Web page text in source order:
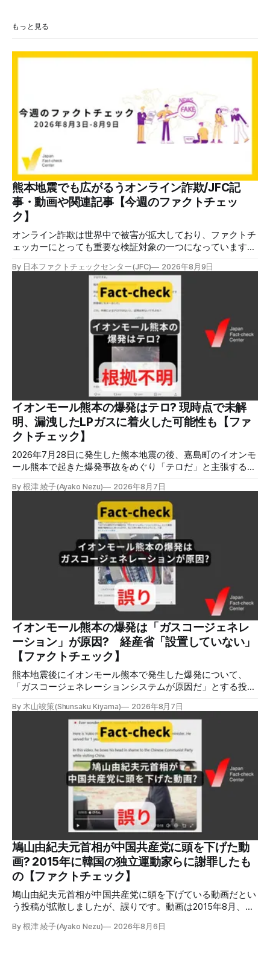
もっと見る
熊本地震でも広がるうオンライン詐欺/JFC記
事・動画や関連記事【今週のファクトチェッ
ク】
オンライン詐欺は世界中で被害が拡大しており、ファクトチ
ェッカーにとっても重要な検証対象の一つになっています。
トへのリンクを貼るなどの手口が複数確認されています。
✉️日本ファクトチェックセンター（JFC）がこの1週間に出
した記事を中心に、その他のメディアも含めて、ファクトチ
ェックや偽情報関連の情報をまとめました。同じ内容をニュ
ースレターでも配信しています。登録はこちら。 今週のお
本ファクトチェックセンター（JFC）は、ファクトチェック
やメディア情報リテラシーに関する講師養成講座を月に1度
開催しています。講座はオンラインで90分間。修了者には認
定バッジと教室や職場などで利用可能な教材を提供します。
次回の開講は8月23日（日）午後4時~5時30分で、お申し込
みはこちら。 日本ファクトチェックセンター（JFC） ファ
クトチェック講師養成講座 8月23日（日）開催分日本ファ
クトチェックセンター（JFC）による講師養成講座です。 講
師養成講座（オ
By 日本ファクトチェックセンター(JFC) 2026年8月9日
イオンモール熊本の爆発はテロ? 現時点で未解
明、漏洩したLPガスに着火した可能性も【ファ
クトチェック】
2026年7月28日に発生した熊本地震の後、嘉島町のイオンモ
ール熊本で起きた爆発事故をめぐり「テロだ」と主張する投
LPガスに着火した可能性に言及していますが、現時点で未解
明です。イオンは8月5日、外部専門家らによる事故調査委員
会を設置すると発表しました。 検証対象 拡散した言説 2026
年8月2日、イオンモール熊本の爆発がテロによるものだと主
張する投稿がＸで拡散した。 検証する理由 8月5日現在、投
稿は600回以上リポストされ、表示は19万件を超える。 同様
の情報の拡散量を調べるため、「熊本」「イオンモール」
「爆発」「テロ」など複数のキーワードを組み合わせてソー
シャル分析ツールMeltwaterで調べると、総投稿数は8月5日
までに約9900件あった(例1,2,3)。拡散のほとんどはXだ。 こ
れらの投稿は根拠を示していないが、「ガス爆発には見えな
いね」「これは 熊本を略奪する為のテロですよ」など、投
稿を真に受けたり、同調する反応が多い。「デマまたは不確
定な情報を流すな」や「陰謀論だよ」などの指摘
By 根津 綾子(Ayako Nezu) 2026年8月7日
イオンモール熊本の爆発は「ガスコージェネレ
ーション」が原因? 経産省「設置していない」
【ファクトチェック】
熊本地震後にイオンモール熊本で発生した爆発について、
「ガスコージェネレーションシステムが原因だ」とする投稿
ジェネレーションやガス発電機は設置していないことを確認
している」と発表し、LPガスが原因だった可能性が高いと説
明しています。またイオンは5日、事故原因を調べる事故調
査委員会を設置すると発表しました。 検証対象 拡散した投
ガスを燃料としてガスエンジンやガスタービンで発電し、排
熱を冷暖房などに利用する「ガスコージェネレーション」が
原因だとする投稿が拡散した（例1、例2）。 検証する理由
ソーシャルリスニングツールMeltwaterで調べると、これら
の投稿の表示回数は少なくとも合計194万回を超えている。
爆発の原因をめぐって、さまざまな根拠不明の情報が飛び交
っているため検証する。 検証過程 イオンモール熊本の爆発
2026年7月28日午後16時27分ごろ、熊本県で震度7の地震が
発生した。午後6時ごろ、嘉島町のショッピングセンター
「イ
By 木山竣策(Shunsaku Kiyama) 2026年8月7日
鳩山由紀夫元首相が中国共産党に頭を下げた動
画? 2015年に韓国の独立運動家らに謝罪したも
の【ファクトチェック】
鳩山由紀夫元首相が中国共産党に頭を下げている動画だとい
う投稿が拡散しましたが、誤りです。動画は2015年8月、鳩
立運動家らに謝罪した映像です。中国共産党に対して頭を下
By 根津 綾子(Ayako Nezu) 2026年8月6日